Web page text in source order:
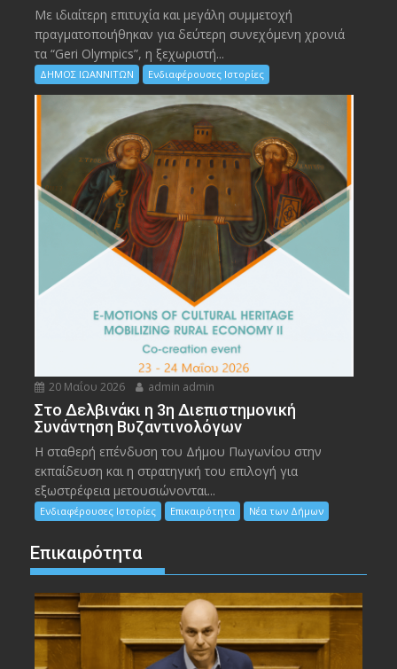
Με ιδιαίτερη επιτυχία και μεγάλη συμμετοχή
πραγματοποιήθηκαν για δεύτερη συνεχόμενη χρονιά
τα “Geri Olympics”, η ξεχωριστή...
ΔΗΜΟΣ ΙΩΑΝΝΙΤΩΝ Ενδιαφέρουσες Ιστορίες
20 Μαΐου 2026 admin admin
Στο Δελβινάκι η 3η Διεπιστημονική
Συνάντηση Βυζαντινολόγων
Η σταθερή επένδυση του Δήμου Πωγωνίου στην
εκπαίδευση και η στρατηγική του επιλογή για
εξωστρέφεια μετουσιώνονται...
Ενδιαφέρουσες Ιστορίες Επικαιρότητα Νέα των Δήμων
Επικαιρότητα